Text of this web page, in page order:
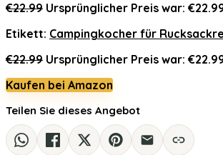
€22.99 Ursprünglicher Preis war:
Etikett: Campingkocher für
€22.99 Ursprünglicher Preis war:
Kaufen bei Amazon
Teilen Sie dieses Angebot